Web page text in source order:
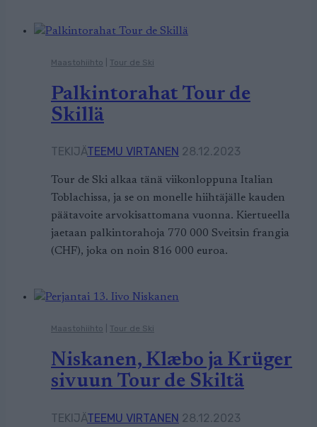
Maastohiihto Tour de Ski
Palkintorahat Tour de
Skillä
TEKIJÄTEEMU VIRTANEN 28.12.2023
Tour de Ski alkaa tänä viikonloppuna Italian
Toblachissa, ja se on monelle hiihtäjälle kauden
päätavoite arvokisattomana vuonna. Kiertueella
jaetaan palkintorahoja 770 000 Sveitsin frangia
(CHF), joka on noin 816 000 euroa.
Maastohiihto Tour de Ski
Niskanen, Klæbo ja Krüger
sivuun Tour de Skiltä
TEKIJÄTEEMU VIRTANEN 28.12.2023